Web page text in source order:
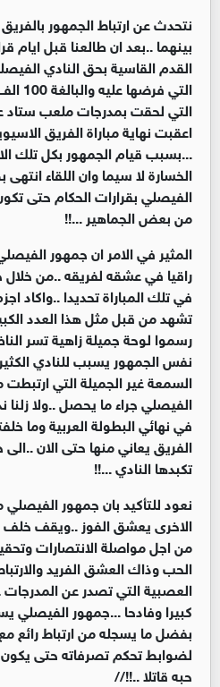
نتحدث عن ارتباط الجمهور
بينهما ..بعد ان طالعنا قبل ايام
القدم القاسية بحق النادي
التي
التي لحقت بمدرجات ملعب ستاد
اعقبت نهاية مباراة الفريق
...بسبب قيام الجمهور بكل تلك
الخسارة لا سيما وان اللقاء
الفيصلي بقرارات الحكام حتى
من بعض الجماهير ...!!
المثير في الامر ان جمهور
راقيا في عشقه لفريقه ..من خلال
في تلك المباراة تحديدا ..واكاد
تشهد من قبل مثل هذا العدد
رسموا لوحة جميلة زاهية تسر
نفس الجمهور يسبب للنادي
السمعة غير الجميلة التي
الفيصلي جراء ما يحصل ..ولا زلنا
في نهائي البطولة العربية وما
الفريق يعاني منها حتى الان ..الى
تكبدها النادي ...!!
نعود للتأكيد بان جمهور
الاخرى يعشق الفوز ..ويقف
من اجل مواصلة الانتصارات
الحب وذاك العشق الفريد
العصبية التي تصدر عن المدرجات
كبيرا وفادحا ...جمهور الفيصلي
بفضل ما يسجله من ارتباط رائع
لضوابط تحكم تصرفاته حتى يكون
حبه قاتلا ..!!//